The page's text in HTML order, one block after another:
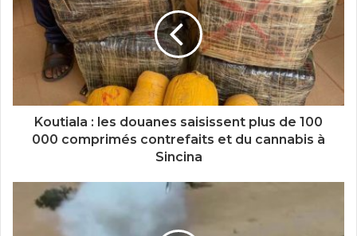
Koutiala : les douanes saisissent plus de 100
000 comprimés contrefaits et du cannabis à
Sincina